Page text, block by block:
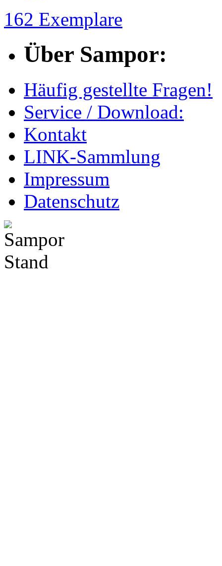
162 Exemplare
Über Sampor:
Häufig gestellte Fragen!
Service / Download:
Kontakt
LINK-Sammlung
Impressum
Datenschutz